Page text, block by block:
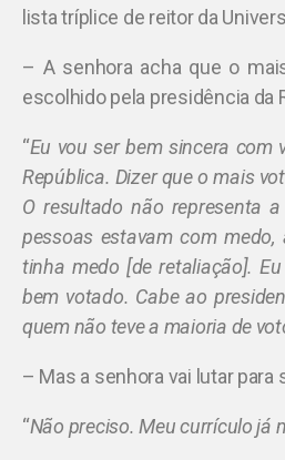
lista tríplice de reitor da
– A senhora acha que o
escolhido pela presidência da
“Eu vou ser bem sincera com
República. Dizer que o mais
O resultado não representa
pessoas estavam com
tinha medo [de retaliação].
bem votado. Cabe ao
quem não teve a maioria de
– Mas a senhora vai lutar para
“Não preciso. Meu currículo já